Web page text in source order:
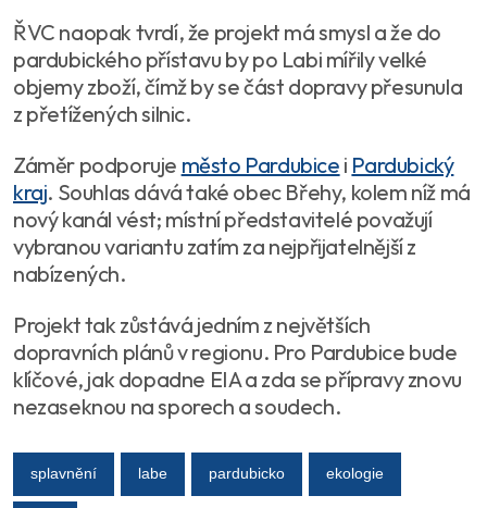
ŘVC naopak tvrdí, že projekt má smysl a že do
pardubického přístavu by po Labi mířily velké
objemy zboží, čímž by se část dopravy přesunula
z přetížených silnic.
Záměr podporuje město Pardubice i Pardubický
kraj. Souhlas dává také obec Břehy, kolem níž má
nový kanál vést; místní představitelé považují
vybranou variantu zatím za nejpřijatelnější z
nabízených.
Projekt tak zůstává jedním z největších
dopravních plánů v regionu. Pro Pardubice bude
klíčové, jak dopadne EIA a zda se přípravy znovu
nezaseknou na sporech a soudech.
splavnění labe pardubicko ekologie